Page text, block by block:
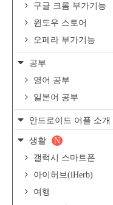
구글 크롬 부가기능
윈도우 스토어
오페라 부가기능
공부
영어 공부
일본어 공부
안드로이드 어플 소개
생활
N
갤럭시 스마트폰
아이허브(iHerb)
여행